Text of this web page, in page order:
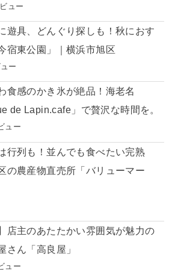
ュー
遊具、どんぐり探しも！秋におす
宿東公園」｜横浜市旭区
ー
食感のかき氷が絶品！海老名
de Lapin.cafe」で贅沢な時間を。
ュー
行列も！並んでも食べたい完熟
の農産物直売所「バリューマー
店主のあたたかい雰囲気が魅力の
さん「高良屋」
ュー